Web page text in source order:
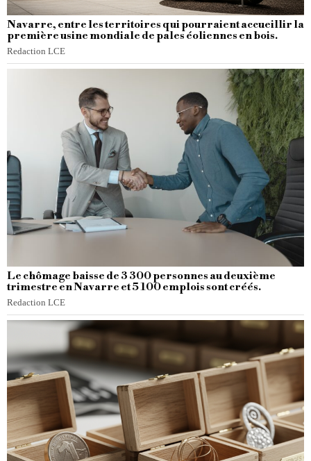
Navarre, entre les territoires qui pourraient accueillir la
première usine mondiale de pales éoliennes en bois.
Redaction LCE
Le chômage baisse de 3 300 personnes au deuxième
trimestre en Navarre et 5 100 emplois sont créés.
Redaction LCE